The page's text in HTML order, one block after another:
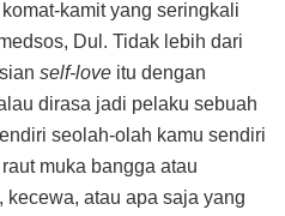
kamit yang seringkali
Dul. Tidak lebih dari
self-love itu dengan
dirasa jadi pelaku sebuah
seolah-olah kamu sendiri
muka bangga atau
kecewa, atau apa saja yang